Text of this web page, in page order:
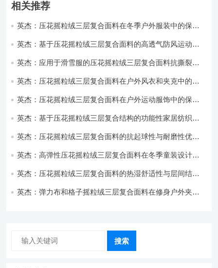
相关推荐
英杰：压花摇粒绒三层复合面料在冬季户外服装中的保暖
英杰：基于压花摇粒绒三层复合面料的高透气防风运动服
英杰：应用于滑雪服的压花摇粒绒三层复合面料抗撕裂与
英杰：压花摇粒绒三层复合面料在户外风衣和夹克中的应
英杰：压花摇粒绒三层复合面料在户外运动服饰中的保暖
英杰：基于压花摇粒绒三层复合结构的功能性家居纺织品
英杰：压花摇粒绒三层复合面料的抗起球性与耐磨性优化
英杰：高弹性压花摇粒绒三层复合面料在冬季童装设计中
英杰：压花摇粒绒三层复合面料的热湿舒适性与层间结合
英杰：弹力布和格子摇粒绒三层复合面料在修身户外夹克
搜索